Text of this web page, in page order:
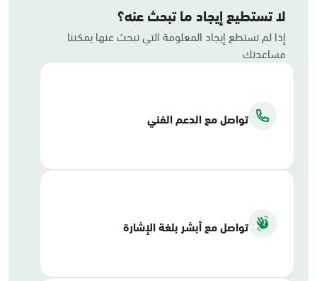
لا تستطيع إيجاد ما تبحث عنه؟
إذا لم تستطع إيجاد المعلومة التي تبحث عنها يمكننا
مساعدتك
تواصل مع الدعم الفني
تواصل مع أبشر بلغة الإشارة